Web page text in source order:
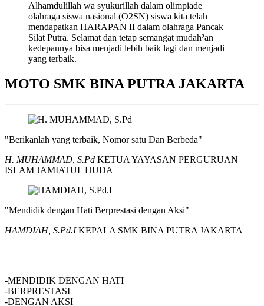
Alhamdulillah wa syukurillah dalam olimpiade
olahraga siswa nasional (O2SN) siswa kita telah
mendapatkan HARAPAN II dalam olahraga Pancak
Silat Putra. Selamat dan tetap semangat mudah²an
kedepannya bisa menjadi lebih baik lagi dan menjadi
yang terbaik.
MOTO SMK BINA PUTRA JAKARTA
"Berikanlah yang terbaik, Nomor satu Dan Berbeda"
H. MUHAMMAD, S.Pd KETUA YAYASAN PERGURUAN
ISLAM JAMIATUL HUDA
"Mendidik dengan Hati Berprestasi dengan Aksi"
HAMDIAH, S.Pd.IKEPALA SMK BINA PUTRA JAKARTA
-MENDIDIK DENGAN HATI
-BERPRESTASI
-DENGAN AKSI